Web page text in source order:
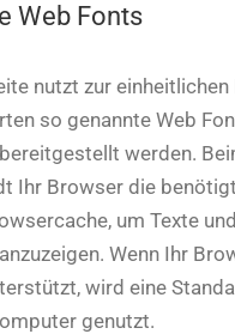
Web Fonts
nutzt zur
so genannte Web
werden.
Ihr Browser die
um Texte
Wenn Ihr
wird eine
genutzt.